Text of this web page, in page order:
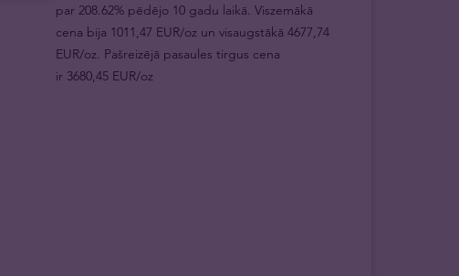
par 208.62% pēdējo 10 gadu laikā. Viszemākā
cena bija 1011,47 EUR/oz un visaugstākā 4677,74
EUR/oz. Pašreizējā pasaules tirgus cena
ir 3680,45 EUR/oz